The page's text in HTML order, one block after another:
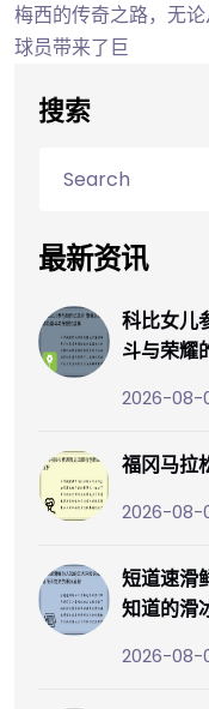
梅西的传奇之路，无
球员带来了巨
搜索
最新资讯
科比女儿
斗与荣耀
2026-08-
福冈马拉
2026-08-
短道速滑
知道的滑
2026-08-